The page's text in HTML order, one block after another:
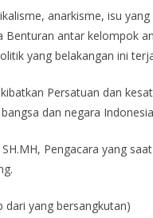
anarkisme, isu
antar kelompok
yang belakangan ini
Persatuan dan
dan negara
Pengacara yang
dari yang bersangkutan)